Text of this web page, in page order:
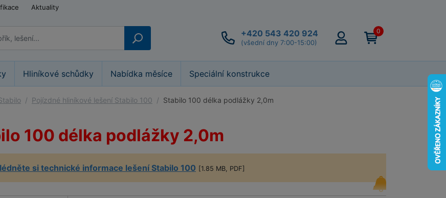
Aktuality
+420 543 420 924
(všední dny 7:00-15:00)
0
Hliníkové schůdky Nabídka měsíce Speciální konstrukce
Pojízdné hliníkové lešení Stabilo 100 Stabilo 100 délka podlážky 2,0m
100 délka podlážky 2,0m
si technické informace lešení Stabilo 100 [1.85 MB, PDF]